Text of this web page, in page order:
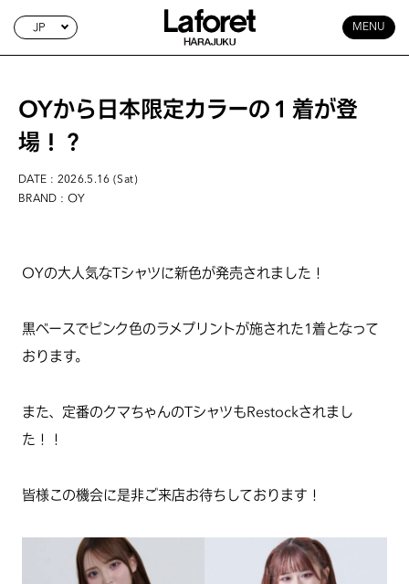
JP MENU
OYから日本限定カラーの１着が登
場！？
DATE : 2026.5.16 (Sat)
BRAND : OY
OYの大人気なTシャツに新色が発売されました！
黒ベースでピンク色のラメプリントが施された1着となって
おります。
また、定番のクマちゃんのTシャツもRestockされまし
た！！
皆様この機会に是非ご来店お待ちしております！